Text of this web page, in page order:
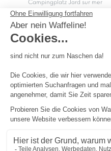
Campingplatz Jard sur mer
Campingplatz Sarzeau
Campingplatz Fréjus
Campingplätze in Camargue
OK
Copyright Capfun 2026 ©
Camping-Pass
Impressum